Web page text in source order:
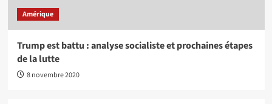
Amérique
Trump est battu : analyse socialiste et prochaines étapes
de la lutte
8 novembre 2020